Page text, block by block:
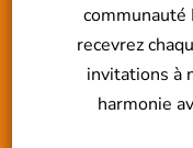
communauté
recevrez
invitations à
harmonie